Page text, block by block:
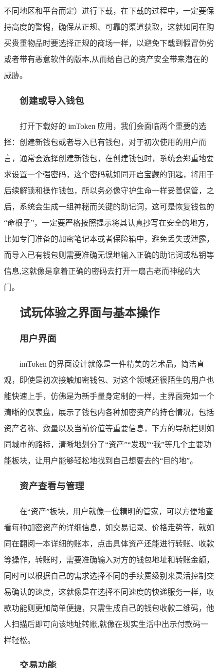
不同地区和平台而定）进行下载，在下载的过程中，一定要保
持高度的警惕，确保从正规、可靠的渠道获取，这就如同在购
买贵重物品时要选择正规的商场一样，以避免下载到假冒伪劣
或者带有恶意软件的版本,从而给自己的资产安全带来潜在的
威胁。
创建或导入钱包
打开下载好的 imToken 应用，我们会面临两个重要的选
择：创建新钱包或者导入已有钱包，对于初次使用的用户而
言，通常会选择创建新钱包，在创建钱包时，系统会郑重地要
求设置一个强密码，这个密码就如同开启宝藏的钥匙，将用于
后续解锁和操作钱包，所以务必像守护生命一样妥善保管，之
后，系统会生成一组神秘而关键的助记词，这可是恢复钱包的
“命根子”，一定要严格按照提示将其认真抄写在安全的地方，
比如专门准备的加密笔记本或者保险箱中，避免丢失或泄露，
而导入已有钱包则需要准确无误地输入正确的助记词或私钥等
信息,这就像是拿着正确的密码去打开一扇古老而神秘的大
门。
试玩体验之界面与基本操作
用户界面
imToken 的界面设计就像是一件精美的艺术品，简洁直
观，即使是初次接触加密钱包、对这个领域还很陌生的用户也
能快速上手，仿佛是为新手量身定制的一样，主界面宛如一个
清晰的仪表盘，展示了钱包内各种加密资产的持仓情况，包括
资产名称、数量以及当前价值等重要信息，下方的导航栏则如
同城市的路标，清晰地划分了“资产”“发现”“我”等几个主要功
能板块，让用户能够轻松地找到自己想要去的“目的地”。
资产查看与管理
在“资产”板块，用户就像一位精明的管家，可以方便地查
看每种加密资产的详细信息，如交易记录、价格走势等，就如
同在翻阅一本详细的账本，点击具体资产还能进行转账、收款
等操作，转账时，需要准确输入对方的钱包地址和转账金额，
同时可以根据自己的需求选择不同的手续费级别来灵活控制交
易确认的速度，这就像是在选择不同速度的快递服务一样，收
款功能则更加简单便捷，只需生成自己的钱包收款二维码，他
人扫描后即可向该地址转账,就像在现实生活中出示付款码一
样轻松。
交易功能